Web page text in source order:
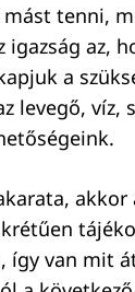
tenni,
az,
a
levegő, víz,
akkor
így van mit